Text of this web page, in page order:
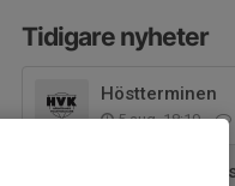
Tidigare nyheter
Höstterminen
5 aug, 18:19
Vårens